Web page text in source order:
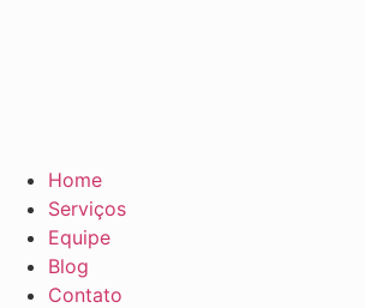
Home
Serviços
Equipe
Blog
Contato